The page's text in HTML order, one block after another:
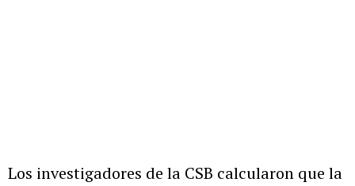
Los investigadores de la CSB calcularon que la